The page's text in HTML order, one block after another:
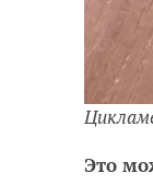
Это